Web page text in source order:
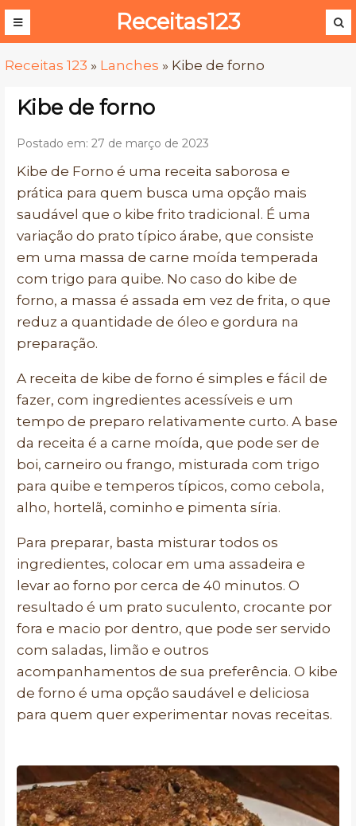
Receitas123
Receitas 123 » Lanches » Kibe de forno
Kibe de forno
Postado em: 27 de março de 2023
Kibe de Forno é uma receita saborosa e
prática para quem busca uma opção mais
saudável que o kibe frito tradicional. É uma
variação do prato típico árabe, que consiste
em uma massa de carne moída temperada
com trigo para quibe. No caso do kibe de
forno, a massa é assada em vez de frita, o que
reduz a quantidade de óleo e gordura na
preparação.
A receita de kibe de forno é simples e fácil de
fazer, com ingredientes acessíveis e um
tempo de preparo relativamente curto. A base
da receita é a carne moída, que pode ser de
boi, carneiro ou frango, misturada com trigo
para quibe e temperos típicos, como cebola,
alho, hortelã, cominho e pimenta síria.
Para preparar, basta misturar todos os
ingredientes, colocar em uma assadeira e
levar ao forno por cerca de 40 minutos. O
resultado é um prato suculento, crocante por
fora e macio por dentro, que pode ser servido
com saladas, limão e outros
acompanhamentos de sua preferência. O kibe
de forno é uma opção saudável e deliciosa
para quem quer experimentar novas receitas.